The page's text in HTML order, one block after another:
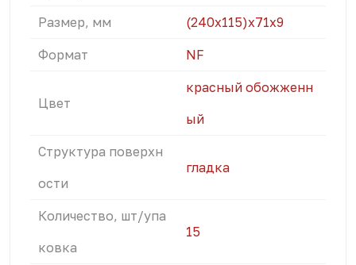
Размер, мм (240x115)х71х9
Формат NF
Цвет
красный обожженн
ый
Структура поверхн
ости
гладка
Количество, шт/упа
ковка
15